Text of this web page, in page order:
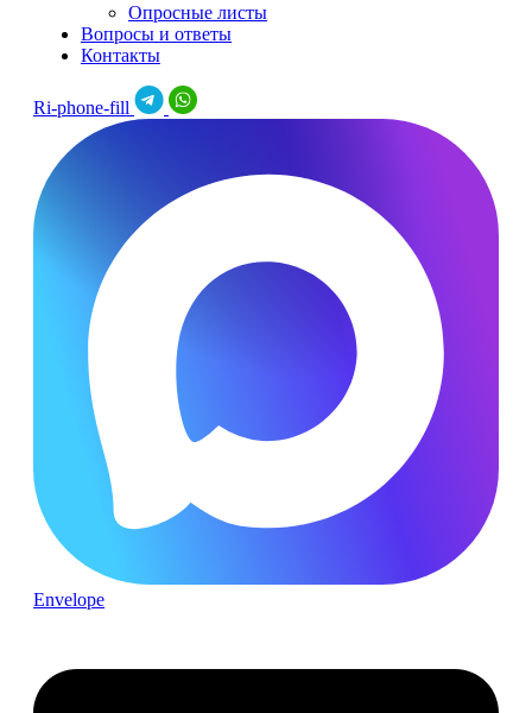
Опросные листы
Вопросы и ответы
Контакты
Ri-phone-fill
Envelope